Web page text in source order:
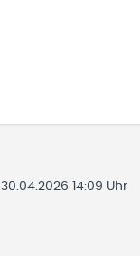
30.04.2026 14:09 Uhr